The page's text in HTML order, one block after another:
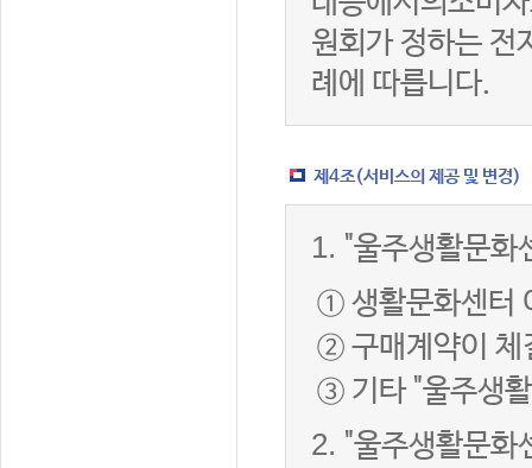
원회가 정하는 전
례에 따릅니다.
제4조(서비스의 제공 및 변경)
1. "울주생활문화
① 생활문화센터
② 구매계약이 체
③ 기타 "울주생
2. "울주생활문화